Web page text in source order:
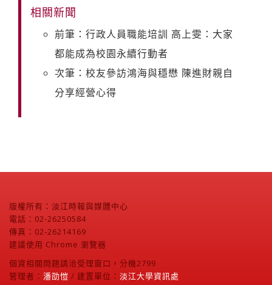
相關新聞
前筆：行政人員職能培訓 高上雯：大家
都能成為校園永續行動者
次筆：校友參訪鴻海與穩懋 陳進財親自
分享經營心得
版權所有：淡江時報與媒體中心
電話：02-26250584
傳真：02-26214169
建議使用 Chrome 瀏覽器
個資相關問題請洽受理窗口，分機2799
管理者： 潘劭愷 / 建置單位： 淡江大學資訊處